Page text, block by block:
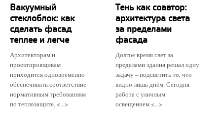
Вакуумный
стеклоблок: как
сделать фасад
теплее и легче
Архитекторам и
проектировщикам
приходится одновременно
обеспечивать соответствие
нормативным требованиям
по теплозащите, <...>
Тень как соавтор:
архитектура света
за пределами
фасада
Долгое время свет за
пределами здания решал одну
задачу – подсветить то, что
видно лишь днём. Сегодня
работа с уличным
освещением <...>